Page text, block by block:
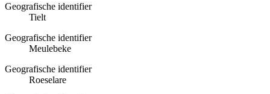
Geografische identifier
Tielt
Geografische identifier
Meulebeke
Geografische identifier
Roeselare